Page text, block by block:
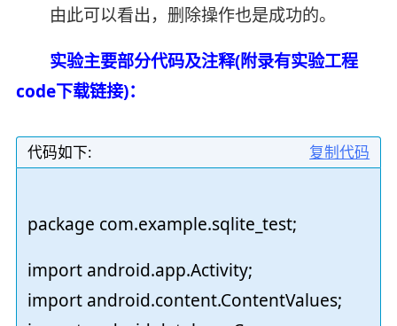
由此可以看出，删除操作也是成功的。
实验主要部分代码及注释(附录有实验工程
code下载链接)：
复制代码
代码如下:
package com.example.sqlite_test;
import android.app.Activity;
import android.content.ContentValues;